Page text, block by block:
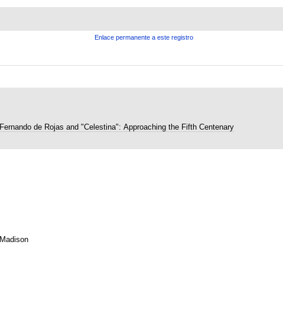
Enlace permanente a este registro
Fernando de Rojas and "Celestina": Approaching the Fifth Centenary
Madison